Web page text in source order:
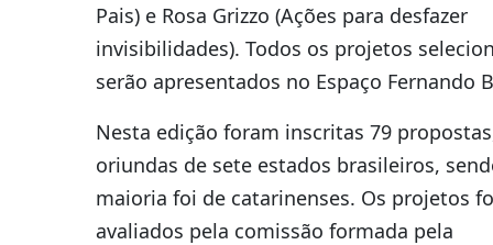
Pais) e Rosa Grizzo (Ações para desfazer
invisibilidades). Todos os projetos
serão apresentados no Espaço Fernando
Nesta edição foram inscritas 79
oriundas de sete estados brasileiros,
maioria foi de catarinenses. Os projetos
avaliados pela comissão formada pela